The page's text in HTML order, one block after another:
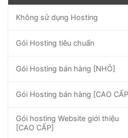
Không sử dụng Hosting
Gói Hosting tiêu chuẩn
Gói Hosting bán hàng [NHỎ]
Gói Hosting bán hàng [CAO
Gói hosting Website giới thiệu
[CAO CẤP]